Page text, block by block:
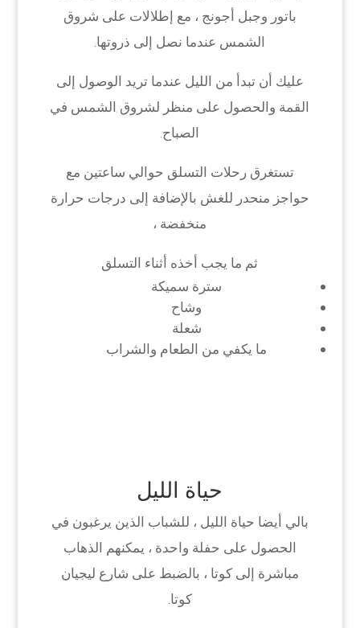
باتور وجبل أجونج ، مع إطلالات على شروق
الشمس عندما نصل إلى ذروتها.
عليك أن تبدأ من الليل عندما تريد الوصول إلى
القمة والحصول على منظر لشروق الشمس في
الصباح.
تستغرق رحلات التسلق حوالي ساعتين مع
حواجز منحدر للغش بالإضافة إلى درجات حرارة
منخفضة ،
ثم ما يجب أخذه أثناء التسلق
سترة سميكة
وشاح
شعلة
ما يكفي من الطعام والشراب
حياة الليل
بالي أيضا حياة الليل ، للشباب الذين يرغبون في
الحصول على حفلة واحدة ، يمكنهم الذهاب
مباشرة إلى كوتا ، بالضبط على شارع ليجيان
كوتا.